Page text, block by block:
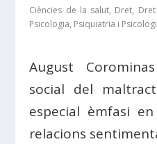
Ciències de la salut, Dret,
Psicologia, Psiquiatria i
August
social del
especial èmfasi
relacions